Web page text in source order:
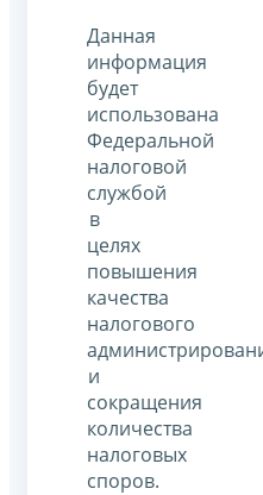
Данная
информация
будет
использована
Федеральной
налоговой
службой
в
целях
повышения
качества
налогового
и
сокращения
количества
налоговых
споров.